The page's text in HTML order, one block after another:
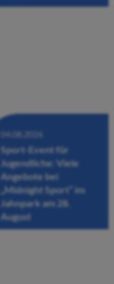
04.08.2026
Sport-Event für
Jugendliche: Viele
Angebote bei
„Midnight Sport“ im
Jahnpark am 28.
August